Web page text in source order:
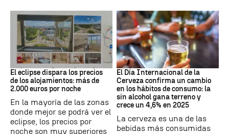
Eclipse solar
El eclipse dispara los precios
de los alojamientos: más de
2.000 euros por noche
En la mayoría de las zonas
donde mejor se podrá ver el
eclipse, los precios por
noche son muy superiores
Día Internacional Cerveza
El Día Internacional de la
Cerveza confirma un cambio
en los hábitos de consumo: la
sin alcohol gana terreno y
crece un 4,6% en 2025
La cerveza es una de las
bebidas más consumidas